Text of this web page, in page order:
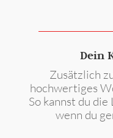
Dein
Zusätzlich
hochwertiges
So kannst du
wenn du